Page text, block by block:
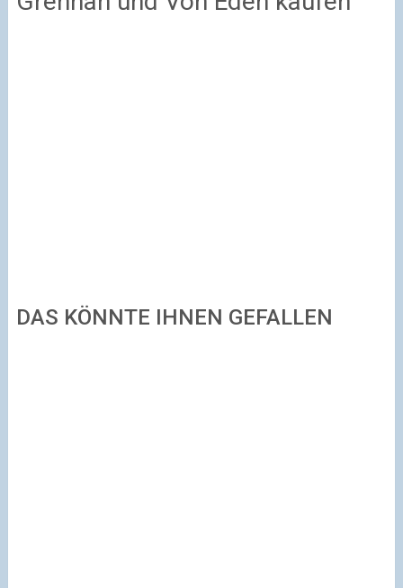
DAS KÖNNTE IHNEN GEFALLEN